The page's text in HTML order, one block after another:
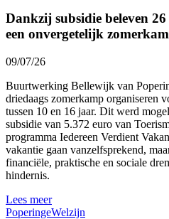
Dankzij subsidie beleven
een onvergetelijk
09/07/26
Buurtwerking Bellewijk van
driedaags zomerkamp organiseren
tussen 10 en 16 jaar. Dit werd
subsidie van 5.372 euro van
programma Iedereen Verdient
vakantie gaan vanzelfsprekend,
financiële, praktische en sociale
hindernis.
Lees meer
PoperingeWelzijn